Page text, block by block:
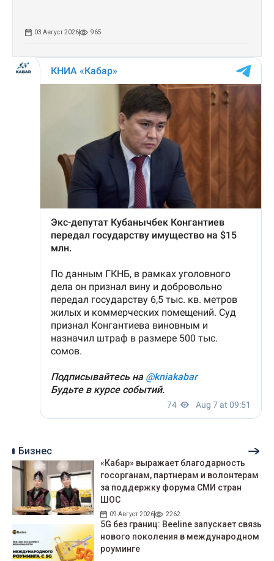
03 Август 2026 965
Бизнес
«Кабар» выражает благодарность
госорганам, партнерам и волонтерам
за поддержку форума СМИ стран
ШОС
09 Август 2026 2262
5G без границ: Beeline запускает связь
нового поколения в международном
роуминге